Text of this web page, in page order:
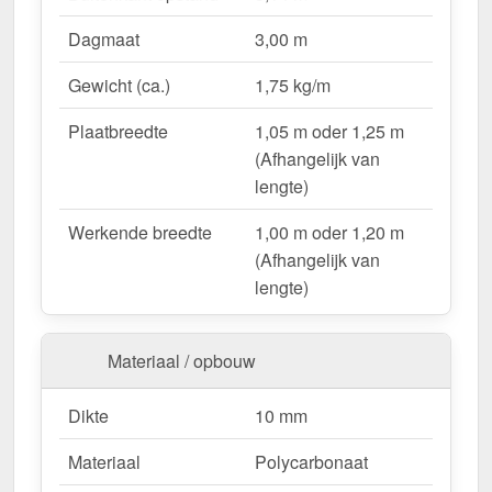
Lichtdoorlatend– Ca. 69 % natuurlijk licht.
UV-bestendig & weerproof – Bestand tegen
zon, regen & hagel.
Montageklaar geleverd– Inclusief bevestiging &
eenvoudig te plaatsen.
– 1,05 m oder 1,25 m
Garantie– 10 jaar op materiaalkwaliteit voor
betrouwbaarheid.
Ideal für folgende Anwendungen:
Hallen & loodsenhallen– Lichtstraat voor
industriële toepassingen.
Droogloop & deurluifels– Natuurlijk licht &
bescherming.
Carports & bootoverkappingen
– Robuust &
weersbestendig.
Dagmaat
3,00 m
Gewicht (ca.)
1,75 kg/m
Plaatbreedte
1,05 m oder 1,25 m
(Afhangelijk van
lengte)
Werkende breedte
1,00 m oder 1,20 m
(Afhangelijk van
lengte)
Materiaal / opbouw
Dikte
10 mm
Materiaal
Polycarbonaat